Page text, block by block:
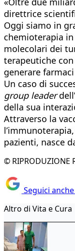
direttrice
Oggi siamo in
chemioterapia
molecolari dei
terapeutiche
generare
Un caso di
group leader
della sua
Attraverso la
pazienti, nasce
© RIPRODUZIONE
Seguici
Altro di Vita e Cura